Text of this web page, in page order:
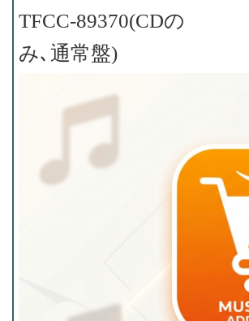
TFCC-89370(CDの
み､通常盤)